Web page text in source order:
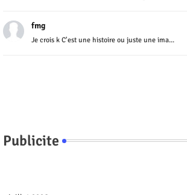
fmg
Je crois k C'est une histoire ou juste une ima...
Publicite